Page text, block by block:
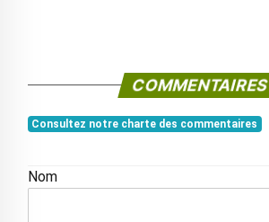
COMMENTAIRES
Consultez notre charte des commentaires
Nom